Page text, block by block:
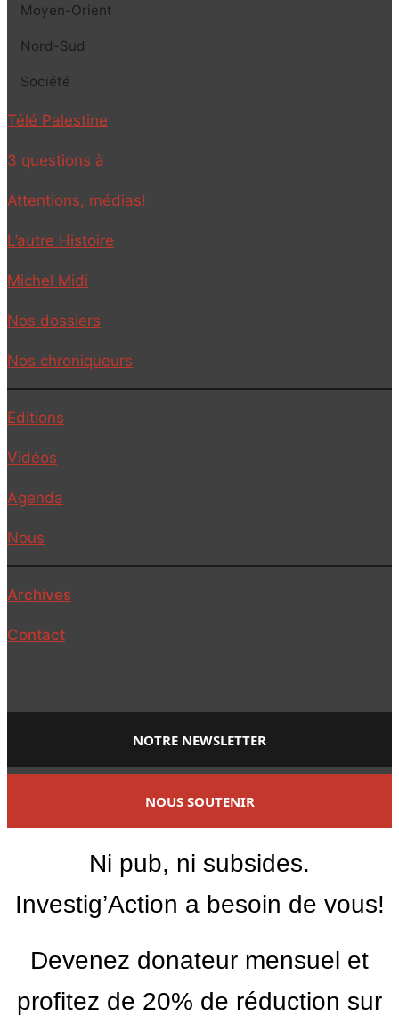
Moyen-Orient
Nord-Sud
Société
Télé Palestine
3 questions à
Attentions, médias!
L’autre Histoire
Michel Midi
Nos dossiers
Nos chroniqueurs
Editions
Vidéos
Agenda
Nous
Archives
Contact
NOTRE NEWSLETTER
NOUS SOUTENIR
Ni pub, ni subsides.
Investig’Action a besoin de vous!
Devenez donateur mensuel et
profitez de 20% de réduction sur